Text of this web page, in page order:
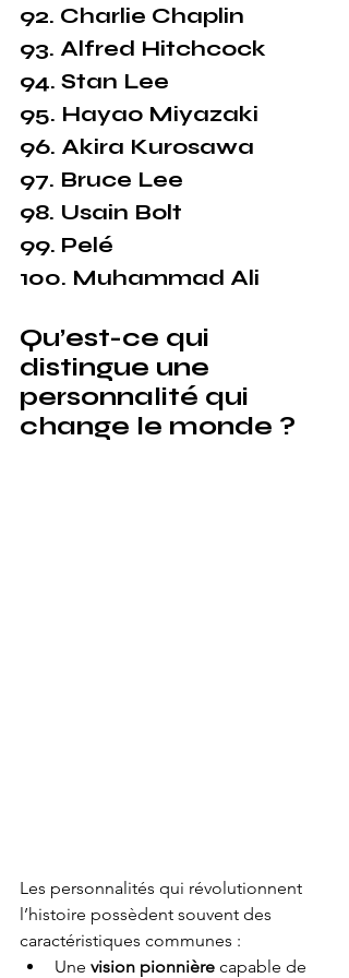
92. Charlie Chaplin
93. Alfred Hitchcock
94. Stan Lee
95. Hayao Miyazaki
96. Akira Kurosawa
97. Bruce Lee
98. Usain Bolt
99. Pelé
100. Muhammad Ali
Qu’est-ce qui
distingue une
personnalité qui
change le monde ?
Les personnalités qui révolutionnent
l’histoire possèdent souvent des
caractéristiques communes :
Une vision pionnière capable de